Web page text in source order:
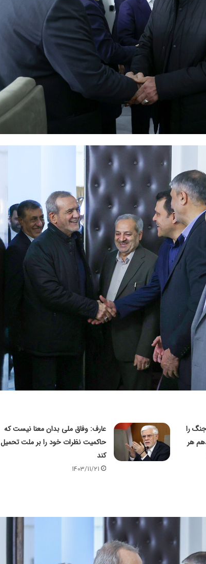
را
هر
عارف: وفاق ملی بدان معنا نیست که
حاکمیت نظرات خود را بر ملت تحمیل
کند
1403/11/21